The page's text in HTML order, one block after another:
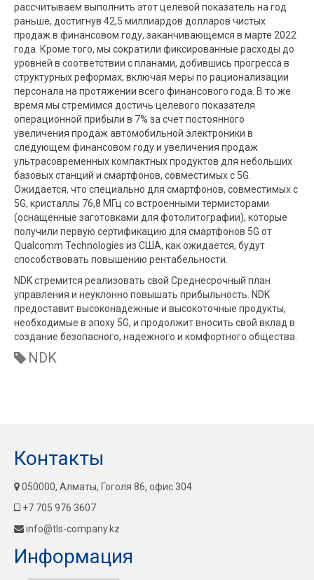
рассчитываем выполнить этот целевой показатель на год
раньше, достигнув 42,5 миллиардов долларов чистых
продаж в финансовом году, заканчивающемся в марте 2022
года. Кроме того, мы сократили фиксированные расходы до
уровней в соответствии с планами, добившись прогресса в
структурных реформах, включая меры по рационализации
персонала на протяжении всего финансового года. В то же
время мы стремимся достичь целевого показателя
операционной прибыли в 7% за счет постоянного
увеличения продаж автомобильной электроники в
следующем финансовом году и увеличения продаж
ультрасовременных компактных продуктов для небольших
базовых станций и смартфонов, совместимых с 5G.
Ожидается, что специально для смартфонов, совместимых с
5G, кристаллы 76,8 МГц со встроенными термисторами
(оснащенные заготовками для фотолитографии), которые
получили первую сертификацию для смартфонов 5G от
Qualcomm Technologies из США, как ожидается, будут
способствовать повышению рентабельности.
NDK стремится реализовать свой Среднесрочный план
управления и неуклонно повышать прибыльность. NDK
предоставит высоконадежные и высокоточные продукты,
необходимые в эпоху 5G, и продолжит вносить свой вклад в
создание безопасного, надежного и комфортного общества.
NDK
Контакты
050000, Алматы, Гоголя 86, офис 304
+7 705 976 3607
info@tls-company.kz
Информация